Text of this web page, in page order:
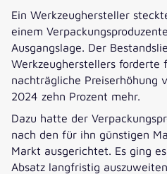
Ein Werkzeughersteller
einem
Ausgangslage. Der
Werkzeugherstellers forderte
nachträgliche Preiserhöhung
2024 zehn Prozent mehr.
Dazu hatte der
nach den für ihn günstigen
Markt ausgerichtet. Es ging
Absatz langfristig